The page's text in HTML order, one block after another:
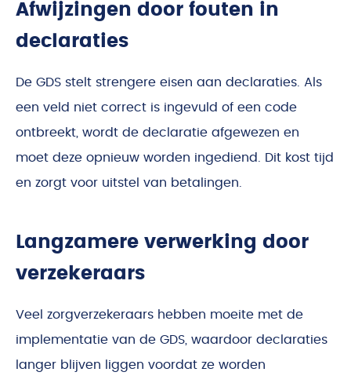
Afwijzingen door fouten in
declaraties
De GDS stelt strengere eisen aan declaraties. Als
een veld niet correct is ingevuld of een code
ontbreekt, wordt de declaratie afgewezen en
moet deze opnieuw worden ingediend. Dit kost tijd
en zorgt voor uitstel van betalingen.
Langzamere verwerking door
verzekeraars
Veel zorgverzekeraars hebben moeite met de
implementatie van de GDS, waardoor declaraties
langer blijven liggen voordat ze worden